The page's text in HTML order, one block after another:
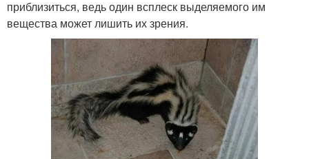
приблизиться, ведь один всплеск выделяемого им
вещества может лишить их зрения.